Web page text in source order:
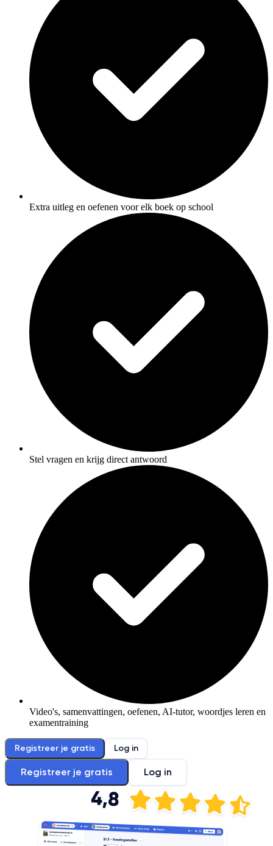
Extra uitleg en oefenen voor elk boek op school
Stel vragen en krijg direct antwoord
Video's, samenvattingen, oefenen, AI-tutor, woordjes leren en
examentraining
Registreer je gratis Log in
Registreer je gratis Log in